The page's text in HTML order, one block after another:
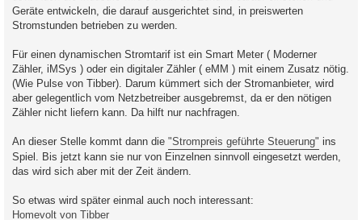
Geräte entwickeln, die darauf ausgerichtet sind, in preiswerten
Stromstunden betrieben zu werden.
Für einen dynamischen Stromtarif ist ein Smart Meter ( Moderner
Zähler, iMSys ) oder ein digitaler Zähler ( eMM ) mit einem Zusatz nötig.
(Wie Pulse von Tibber). Darum kümmert sich der Stromanbieter, wird
aber gelegentlich vom Netzbetreiber ausgebremst, da er den nötigen
Zähler nicht liefern kann. Da hilft nur nachfragen.
An dieser Stelle kommt dann die "Strompreis geführte Steuerung" ins
Spiel. Bis jetzt kann sie nur von Einzelnen sinnvoll eingesetzt werden,
das wird sich aber mit der Zeit ändern.
So etwas wird später einmal auch noch interessant:
Homevolt von Tibber